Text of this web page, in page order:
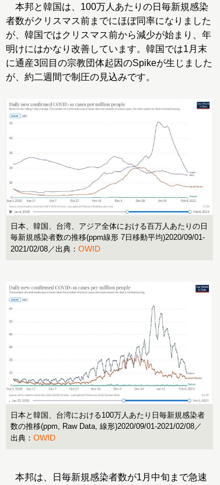
本邦と韓国は、100万人あたりの日毎新規感染
者数がクリスマス前までにほぼ同率になりました
が、韓国ではクリスマス前から減少が始まり、年
明けにはかなり改善しています。韓国では1月末
に通産3回目の宗教団体起因のSpikeが生じました
が、約二週間で制圧の見込みです。
日本、韓国、台湾、アジア全体における百万人あたりの日
毎新規感染者数の推移(ppm線形 7日移動平均)2020/09/01-
2021/02/08／出典： OWID
日本と韓国、台湾における100万人あたり日毎新規感染者
数の推移(ppm, Raw Data, 線形)2020/09/01-2021/02/08／
出典： OWID
本邦は、日毎新規感染者数が1月中旬まで急速